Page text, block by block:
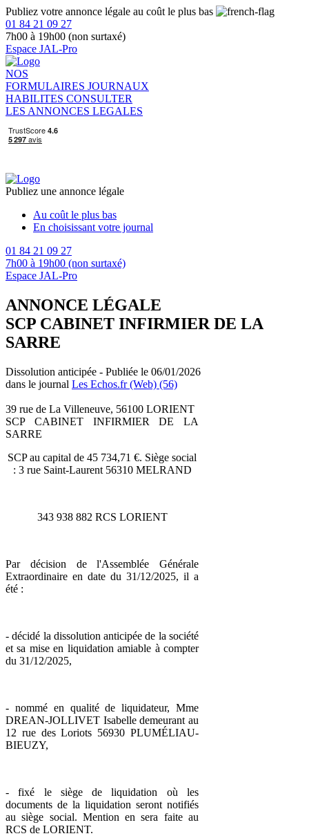
Publiez votre annonce légale au coût le plus bas
01 84 21 09 27
7h00 à 19h00 (non surtaxé)
Espace JAL-Pro
NOS
FORMULAIRES JOURNAUX
HABILITES CONSULTER
LES ANNONCES LEGALES
Publiez une annonce légale
Au coût le plus bas
En choisissant votre journal
01 84 21 09 27
7h00 à 19h00 (non surtaxé)
Espace JAL-Pro
ANNONCE LÉGALE
SCP CABINET INFIRMIER DE LA
SARRE
Dissolution anticipée - Publiée le 06/01/2026
dans le journal Les Echos.fr (Web) (56)
39 rue de La Villeneuve, 56100 LORIENT
SCP CABINET INFIRMIER DE LA
SARRE
SCP au capital de 45 734,71 €. Siège social
: 3 rue Saint-Laurent 56310 MELRAND
343 938 882 RCS LORIENT
Par décision de l'Assemblée Générale
Extraordinaire en date du 31/12/2025, il a
été :
- décidé la dissolution anticipée de la société
et sa mise en liquidation amiable à compter
du 31/12/2025,
- nommé en qualité de liquidateur, Mme
DREAN-JOLLIVET Isabelle demeurant au
12 rue des Loriots 56930 PLUMÉLIAU-
BIEUZY,
- fixé le siège de liquidation où les
documents de la liquidation seront notifiés
au siège social. Mention en sera faite au
RCS de LORIENT.